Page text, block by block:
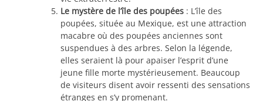
Le mystère de l’île des poupées : L’île des
poupées, située au Mexique, est une attraction
macabre où des poupées anciennes sont
suspendues à des arbres. Selon la légende,
elles seraient là pour apaiser l’esprit d’une
jeune fille morte mystérieusement. Beaucoup
de visiteurs disent avoir ressenti des sensations
étranges en s’y promenant.